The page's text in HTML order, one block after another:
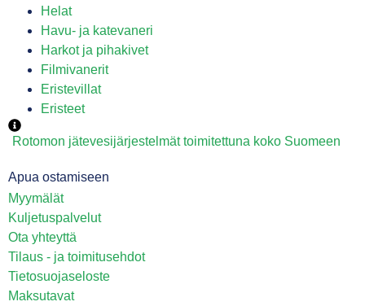
Helat
Havu- ja katevaneri
Harkot ja pihakivet
Filmivanerit
Eristevillat
Eristeet
Rotomon jätevesijärjestelmät toimitettuna koko Suomeen
Apua ostamiseen
Myymälät
Kuljetuspalvelut
Ota yhteyttä
Tilaus - ja toimitusehdot
Tietosuojaseloste
Maksutavat